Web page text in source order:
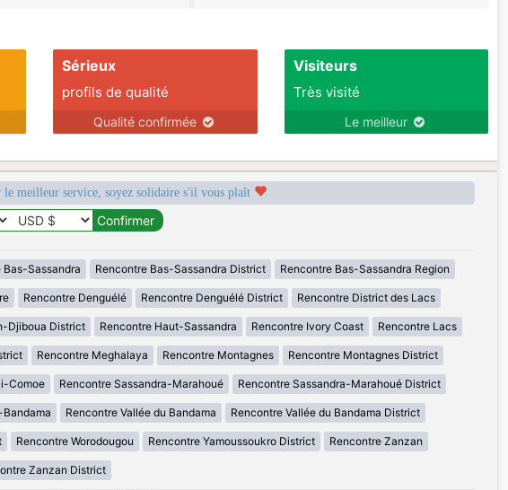
Sérieux
profils de qualité
Qualité confirmée
Visiteurs
Très visité
Le meilleur
meilleur service, soyez solidaire s'il vous plaît
Bas-Sassandra Rencontre Bas-Sassandra District Rencontre Bas-Sassandra Region
Rencontre Denguélé Rencontre Denguélé District Rencontre District des Lacs
Djiboua District Rencontre Haut-Sassandra Rencontre Ivory Coast Rencontre Lacs
Rencontre Meghalaya Rencontre Montagnes Rencontre Montagnes District
Comoe Rencontre Sassandra-Marahoué Rencontre Sassandra-Marahoué District
Rencontre Vallée du Bandama Rencontre Vallée du Bandama District
Rencontre Worodougou Rencontre Yamoussoukro District Rencontre Zanzan
Zanzan District